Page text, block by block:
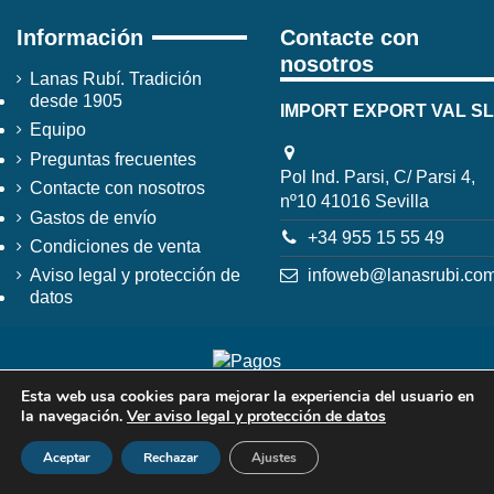
Información
Lanas Rubí. Tradición
desde 1905
Equipo
Preguntas frecuentes
Contacte con nosotros
Gastos de envío
Condiciones de venta
Aviso legal y protección de
datos
Contacte con
nosotros
IMPORT EXPORT VAL SL
Pol Ind. Parsi, C/ Parsi 4,
nº10 41016 Sevilla
+34 955 15 55 49
Esta web usa cookies para mejorar la experiencia del usuario en
la navegación. Ver aviso legal y protección de datos
Aceptar Rechazar Ajustes